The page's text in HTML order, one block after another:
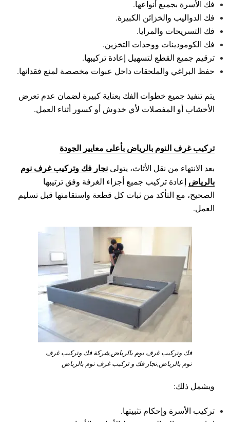
فك الأسرة بجميع أنواعها.
فك الدواليب والخزائن الكبيرة.
فك التسريحات والمرايا.
فك الكومودينات ووحدات التخزين.
ترقيم جميع القطع لتسهيل إعادة تركيبها.
حفظ البراغي والملحقات داخل عبوات مخصصة لمنع فقدانها.
يتم تنفيذ جميع خطوات الفك بعناية كبيرة لضمان عدم تعرض
الأخشاب أو المفصلات لأي خدوش أو كسور أثناء العمل.
تركيب غرف النوم بالرياض بأعلى معايير الجودة
بعد الانتهاء من نقل الأثاث، يتولى نجار فك وتركيب غرف نوم
بالرياض إعادة تركيب جميع أجزاء الغرفة وفق ترتيبها
الصحيح، مع التأكد من ثبات كل قطعة واستقامتها قبل تسليم
العمل.
فك وتركيب غرف نوم بالرياض,شركة فك وتركيب غرف
نوم بالرياض,نجار فك و تركيب غرف نوم بالرياض
ويشمل ذلك:
تركيب الأسرة وإحكام تثبيتها.